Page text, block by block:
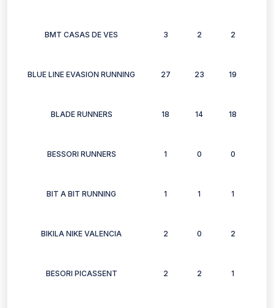
BMT CASAS DE VES 3 2 2
BLUE LINE EVASION RUNNING 27 23 19
BLADE RUNNERS 18 14 18
BESSORI RUNNERS 1 0 0
BIT A BIT RUNNING 1 1 1
BIKILA NIKE VALENCIA 2 0 2
BESORI PICASSENT 2 2 1